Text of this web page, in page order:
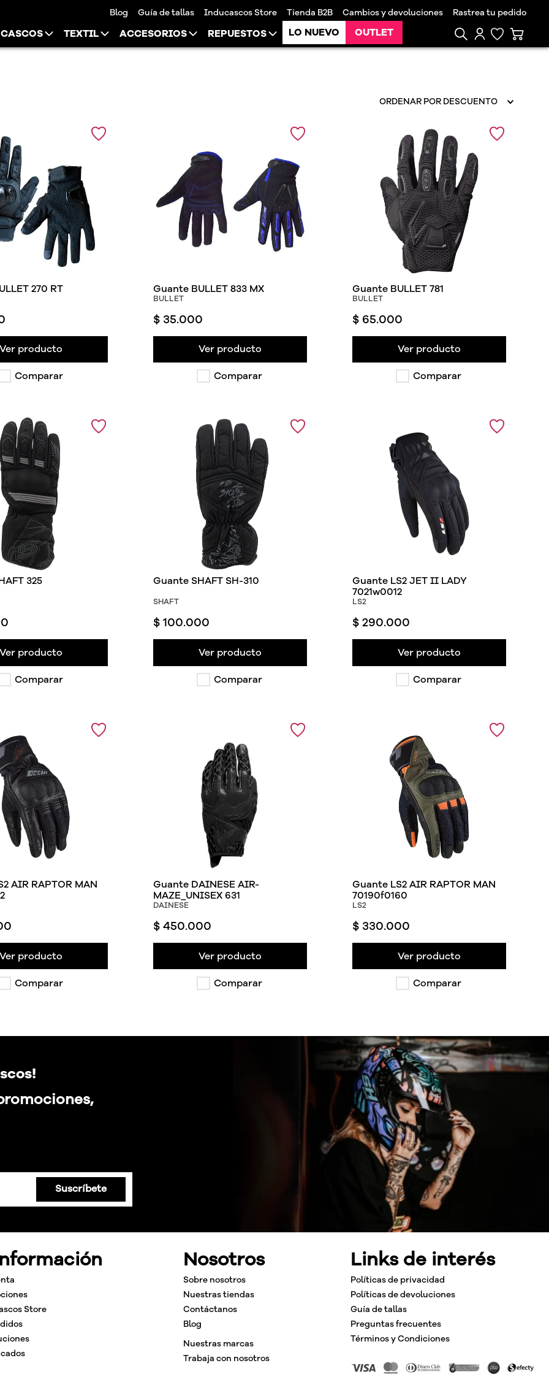
Blog Guía de tallas Inducascos Store Tienda B2B Cambios y devoluciones Rastrea tu pedido
CASCOS TEXTIL ACCESORIOS REPUESTOS LO NUEVO OUTLET
ORDENAR POR DESCUENTO
270 RT
Ver producto
Comparar
Guante BULLET 833 MX
BULLET
$ 35.000
Ver producto
Comparar
Guante BULLET 781
BULLET
$ 65.000
Ver producto
Comparar
325
Ver producto
Comparar
Guante SHAFT SH-310
SHAFT
$100.000
Ver producto
Comparar
Guante LS2 JET II LADY
7021w0012
LS2
$290.000
Ver producto
Comparar
AIR RAPTOR MAN
Ver producto
Comparar
Guante DAINESE AIR-
MAZE_UNISEX 631
DAINESE
$450.000
Ver producto
Comparar
Guante LS2 AIR RAPTOR MAN
70190f0160
LS2
$ 330.000
Ver producto
Comparar
Suscríbete
Store
Nosotros
Sobre nosotros
Nuestras tiendas
Contáctanos
Blog
Nuestras marcas
Trabaja con nosotros
Links de interés
Políticas de privacidad
Políticas de devoluciones
Guía de tallas
Preguntas frecuentes
Términos y Condiciones